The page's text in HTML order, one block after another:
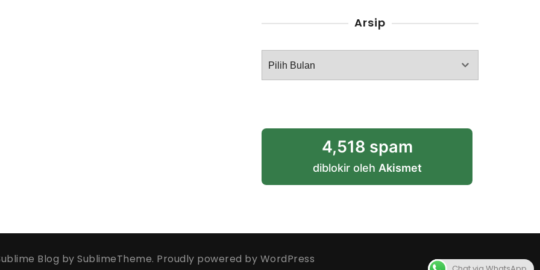
Arsip
Arsip
4,518 spam
diblokir oleh Akismet
Blog bySublimeTheme. Proudly powered by WordPress